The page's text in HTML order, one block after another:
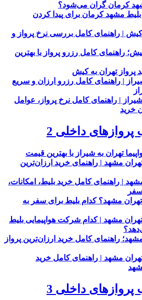
کرمان گران می‌شود؟
مشهد کرمان برای پیدا کردن
| راهنمای کامل بررسی نرخ پرواز و
راهنمای کامل رزرو پرواز با بهترین
پرواز تهران به کیش
| راهنمای کامل رزرو ارزان و سریع
| راهنمای کامل نرخ پرواز، عوامل
خرید
داخلی 2
تهران به شیراز با بهترین قیمت
مشهد | راهنمای خرید ارزان‌ترین
مشهد | راهنمای کامل خرید بلیط، امکانات،
مشهد؟ کدام بلیط برای سفر به
تهران مشهد | کدام شرکت هواپیمایی بلیط
راهنمای کامل خرید ارزان‌ترین پرواز
مشهد | راهنمای کامل خرید
داخلی 3